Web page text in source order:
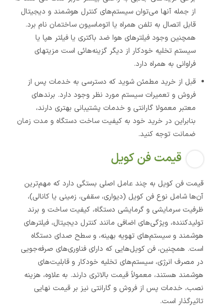
از جمله آنها می‌توان سیستم‌های کنترل هوشمند و دیجیتال
قابل اتصال به تلفن همراه یا اتوماسیون ساختمان نام برد.
همچنین وجود فیلترهای هوا ضد باکتری یا فیلتر هپا یا
سیستم تخلیه خودکار از دیگر گزینه‌هائی است مزیتهای
فراوانی به همراه دارد.
قبل از خرید مطمئن شوید که دسترسی به خدمات پس از
فروش و تعمیرات سیستم مورد نظر وجود دارد. برندهای
معتبر معمولا گارانتی و خدمات پشتیبانی بهتری دارند،
بنابراین در خرید خود به کیفیت ساخت دستگاه و مدت زمان
ضمانت توجه کنید.
قیمت فن کویل
قیمت فن کویل به چند عامل اصلی بستگی دارد که مهم‌ترین
آن‌ها شامل نوع فن کویل (دیواری، سقفی، زمینی یا کانالی)،
ظرفیت سرمایشی و گرمایشی دستگاه، کیفیت ساخت و برند
تولیدکننده، ویژگی‌های اضافی مانند کنترل دیجیتال، فیلترهای
هوشمند و سیستم‌های تهویه بهینه، و سطح صدای دستگاه
است. همچنین، فن کویل‌هایی که دارای فناوری‌های صرفه‌جویی
در مصرف انرژی، سیستم‌های تخلیه خودکار و قابلیت‌های
هوشمند هستند، معمولاً قیمت بالاتری دارند. به علاوه، هزینه
نصب، خدمات پس از فروش و گارانتی نیز بر قیمت نهایی
تاثیرگذار است.